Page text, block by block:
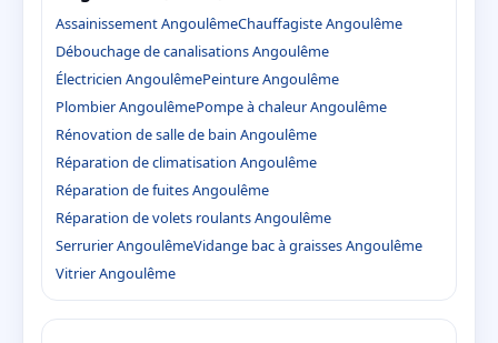
Assainissement AngoulêmeChauffagiste Angoulême
Débouchage de canalisations Angoulême
Électricien AngoulêmePeinture Angoulême
Plombier AngoulêmePompe à chaleur Angoulême
Rénovation de salle de bain Angoulême
Réparation de climatisation Angoulême
Réparation de fuites Angoulême
Réparation de volets roulants Angoulême
Serrurier AngoulêmeVidange bac à graisses Angoulême
Vitrier Angoulême